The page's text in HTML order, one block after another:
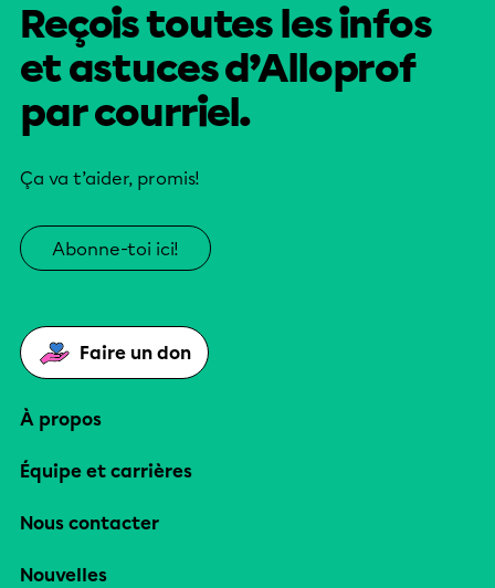
Reçois toutes les infos
et astuces d’Alloprof
par courriel.
Ça va t’aider, promis!
Abonne-toi ici!
Faire un don
À propos
Équipe et carrières
Nous contacter
Nouvelles